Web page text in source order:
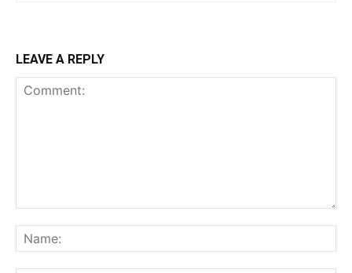
LEAVE A REPLY